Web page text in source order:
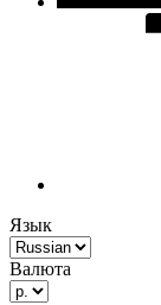
Язык
Валюта